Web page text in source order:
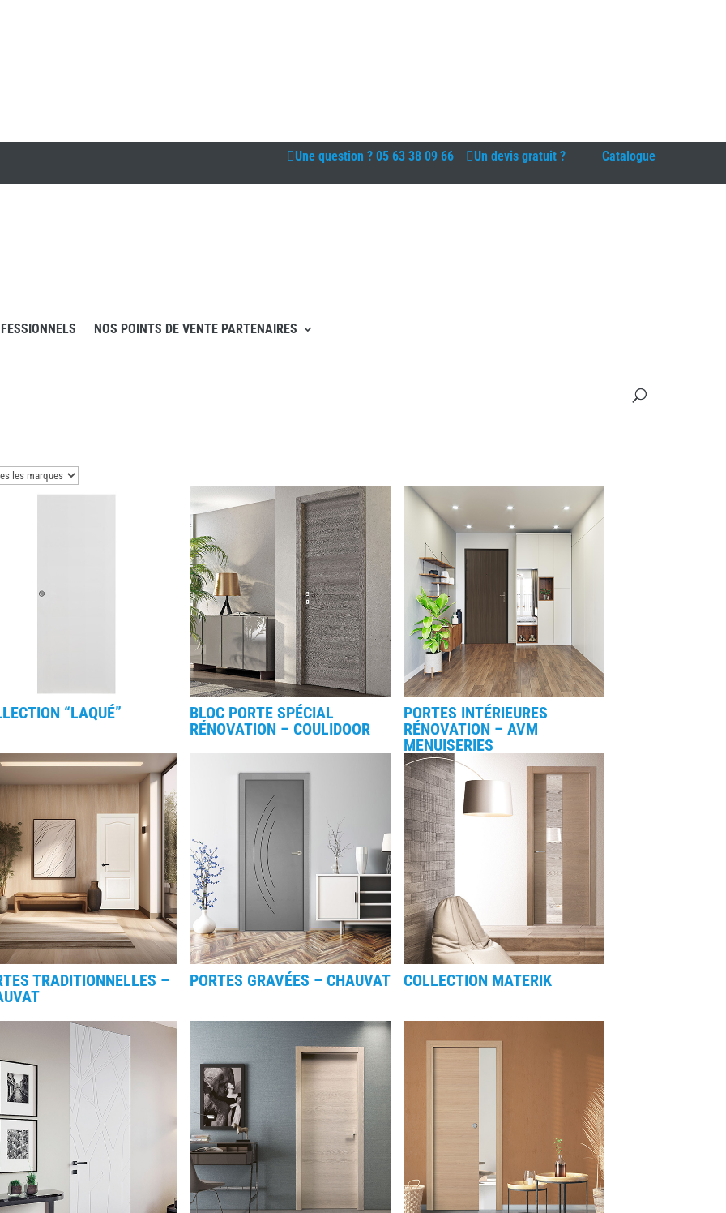
Une question ? 05 63 38 09 66 Un devis gratuit ? Catalogue
NOS POINTS DE VENTE PARTENAIRES
“LAQUÉ”
BLOC PORTE SPÉCIAL
RÉNOVATION – COULIDOOR
PORTES INTÉRIEURES
RÉNOVATION – AVM
MENUISERIES
TRADITIONNELLES –
PORTES GRAVÉES – CHAUVAT COLLECTION MATERIK